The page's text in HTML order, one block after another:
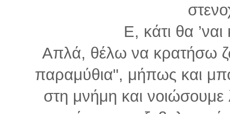
Ε, κάτι θα
Απλά, θέλω να κρατήσω
παραμύθια", μήπως και
στη μνήμη και